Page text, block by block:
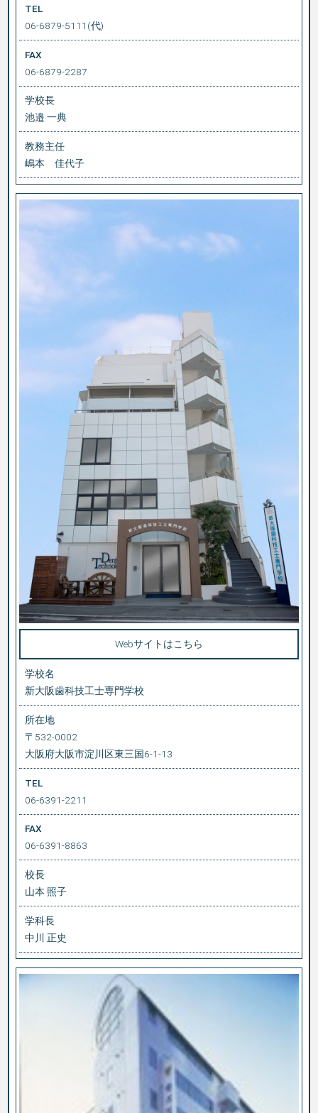
TEL
06-6879-5111(代)
FAX
06-6879-2287
学校長
池邉 一典
教務主任
嶋本 佳代子
Webサイトはこちら
学校名
新大阪歯科技工士専門学校
所在地
〒532-0002
大阪府大阪市淀川区東三国6-1-13
TEL
06-6391-2211
FAX
06-6391-8863
校長
山本 照子
学科長
中川 正史